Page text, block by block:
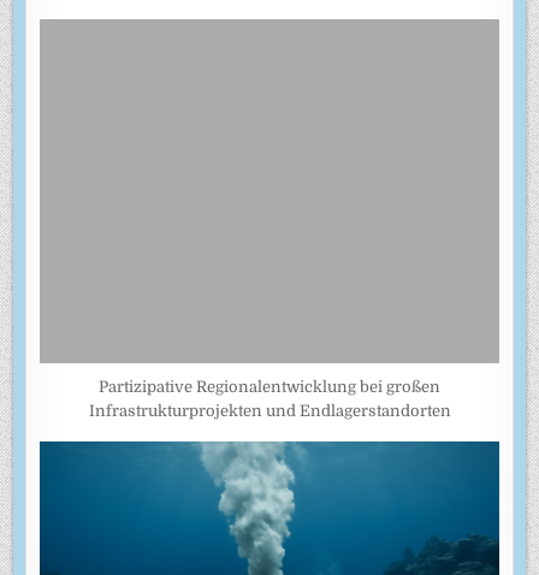
Partizipative Regionalentwicklung bei großen
Infrastrukturprojekten und Endlagerstandorten